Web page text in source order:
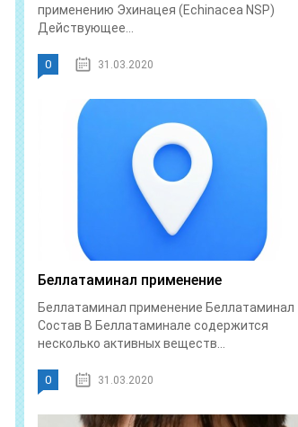
применению Эхинацея (Echinacea NSP)
Действующее...
0 31.03.2020
Беллатаминал применение
Беллатаминал применение Беллатаминал
Состав В Беллатаминале содержится
несколько активных веществ...
0 31.03.2020